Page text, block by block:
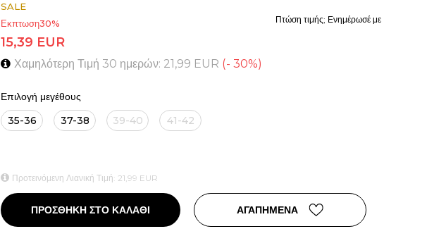
SALE
Εκπτωση30%
15,39 EUR
Χαμηλότερη Τιμή 30 ημερών: 21,99 EUR (- 30%)
Πτώση τιμής; Ενημέρωσέ με
Επιλογή μεγέθους
35-36
37-38 39-40 41-42
Προτεινόμενη Λιανική Τιμή: 21,99 EUR
ΠΡΟΣΘΗΚΗ ΣΤΟ ΚΑΛΑΘΙ ΑΓΑΠΗΜΕΝΑ